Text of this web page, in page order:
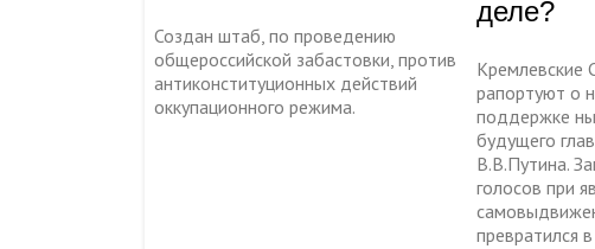
Создан штаб, по проведению
общероссийской забастовки, против
антиконституционных действий
оккупационного режима.
деле?
Кремлевские
рапортуют о
поддержке
будущего
В.В.Путина.
голосов при
превратился